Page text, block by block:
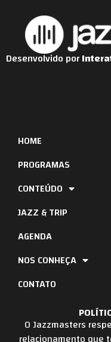
O Jazzmasters
HOME
PROGRAMAS
CONTEÚDO
JAZZ & TRIP
AGENDA
NOS CONHEÇA
CONTATO
Desenvolvido por